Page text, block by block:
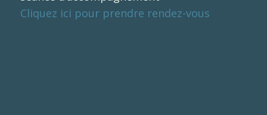
Cliquez ici pour prendre rendez-vous